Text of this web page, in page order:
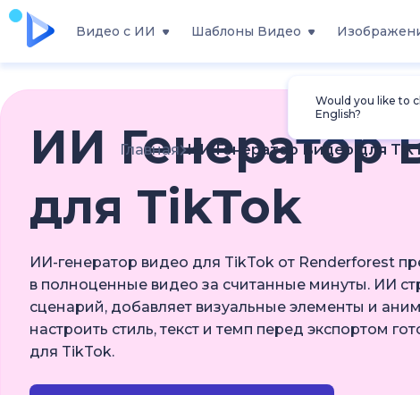
Видео с ИИ Шаблоны Видео
Would you like to
English?
Главная ИИ Генератор Видео для
ИИ Генератор
для TikTok
ИИ-генератор видео для TikTok от Renderforest
в полноценные видео за считанные минуты. ИИ
сценарий, добавляет визуальные элементы и
настроить стиль, текст и темп перед экспортом
для TikTok.